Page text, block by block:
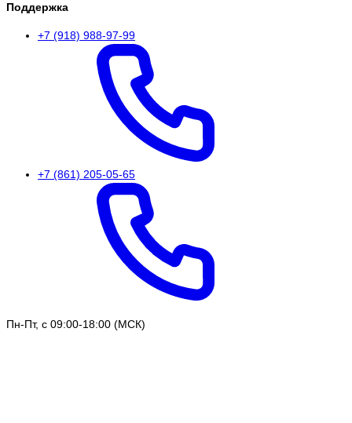
Поддержка
+7 (918) 988-97-99
+7 (861) 205-05-65
Пн-Пт, с 09:00-18:00 (МСК)